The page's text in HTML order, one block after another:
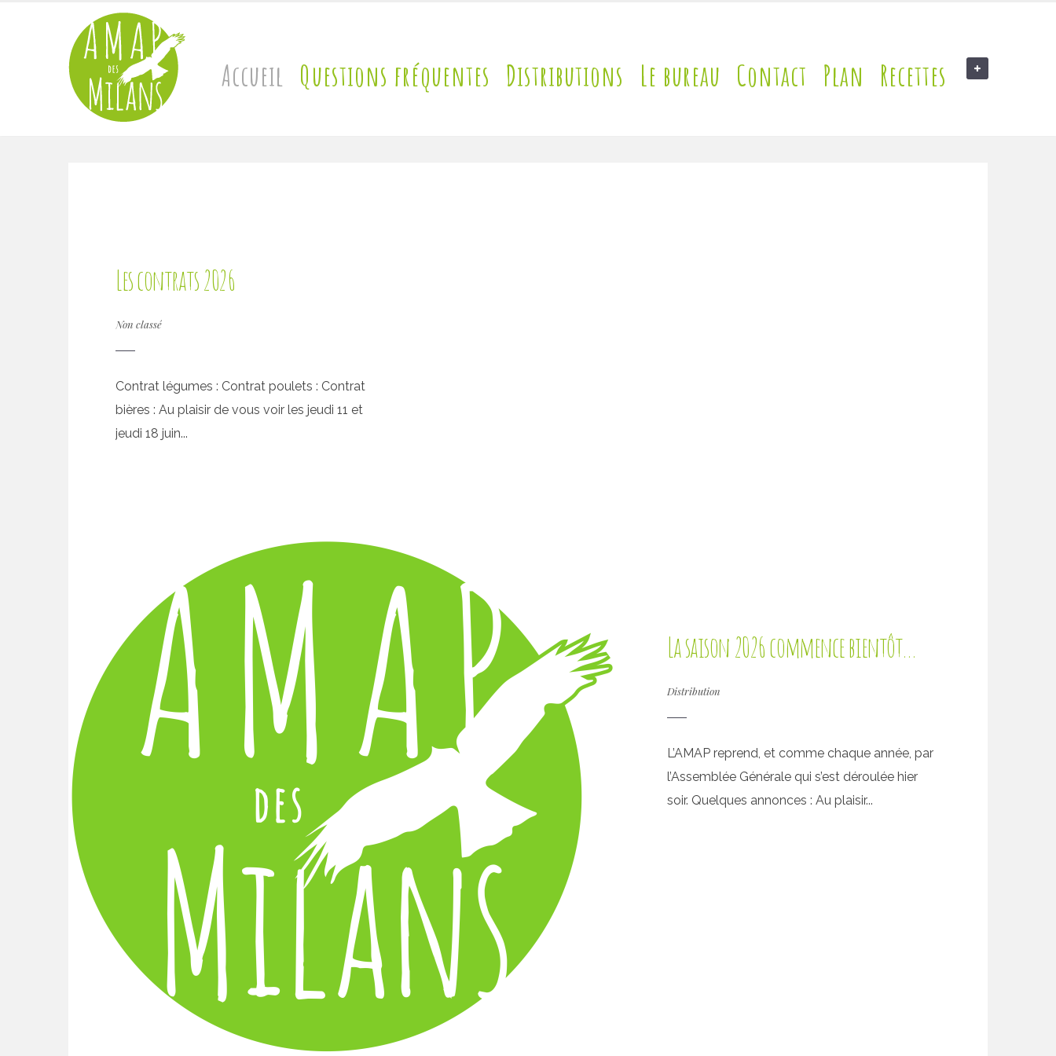
contact@amap-des-milans.fr
Accueil Questions fréquentes Distributions Le bureau Contact Plan Recettes
Les contrats 2026
Non classé
Contrat légumes : Contrat poulets : Contrat
bières : Au plaisir de vous voir les jeudi 11 et
jeudi 18 juin...
La saison 2026 commence bientôt…
Distribution
L’AMAP reprend, et comme chaque année, par
l’Assemblée Générale qui s’est déroulée hier
soir. Quelques annonces : Au plaisir...